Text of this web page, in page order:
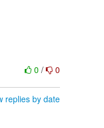
0/ 0
replies by date